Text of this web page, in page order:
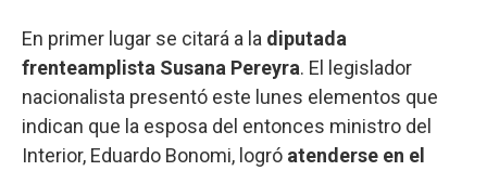
En primer lugar se citará a la diputada
frenteamplista Susana Pereyra. El legislador
nacionalista presentó este lunes elementos que
indican que la esposa del entonces ministro del
Interior, Eduardo Bonomi, logró atenderse en el